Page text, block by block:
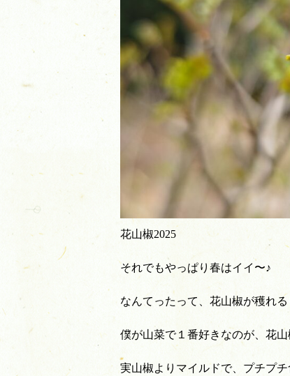
花山椒2025
それでもやっぱり春はイイ〜♪
なんてったって、花山椒が穫れる
僕が山菜で１番好きなのが、花山
実山椒よりマイルドで、プチプ